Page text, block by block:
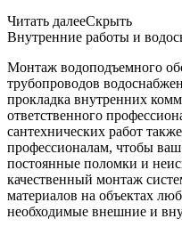
Читать далееСкрыть
Внутренние работы и
Монтаж водоподъемного
трубопроводов
прокладка внутренних
ответственного
сантехнических работ
профессионалам, чтобы
постоянные поломки и
качественный монтаж
материалов на объектах
необходимые внешние и